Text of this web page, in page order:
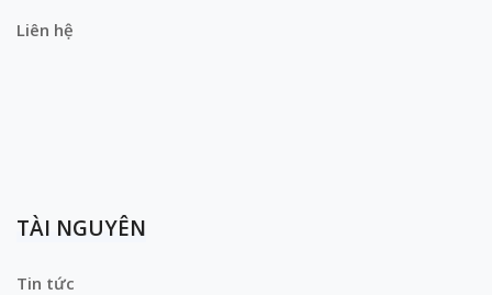
Liên hệ
TÀI NGUYÊN
Tin tức